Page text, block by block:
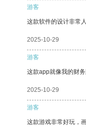
游客
这款软件的设计非常
2025-10-29
游客
这款app就像我的财
2025-10-29
游客
这款游戏非常好玩，